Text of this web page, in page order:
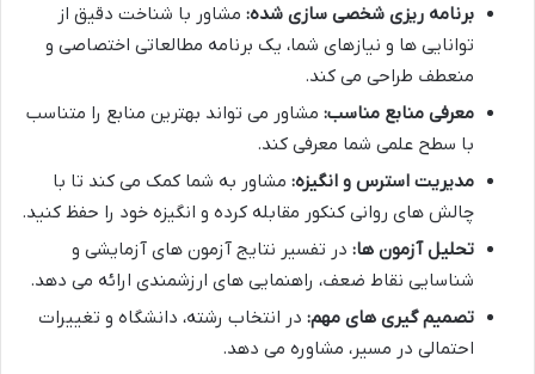
برنامه ریزی شخصی سازی شده: مشاور با شناخت دقیق از
توانایی ها و نیازهای شما، یک برنامه مطالعاتی اختصاصی و
منعطف طراحی می کند.
معرفی منابع مناسب: مشاور می تواند بهترین منابع را متناسب
با سطح علمی شما معرفی کند.
مدیریت استرس و انگیزه: مشاور به شما کمک می کند تا با
چالش های روانی کنکور مقابله کرده و انگیزه خود را حفظ کنید.
تحلیل آزمون ها: در تفسیر نتایج آزمون های آزمایشی و
شناسایی نقاط ضعف، راهنمایی های ارزشمندی ارائه می دهد.
تصمیم گیری های مهم: در انتخاب رشته، دانشگاه و تغییرات
احتمالی در مسیر، مشاوره می دهد.